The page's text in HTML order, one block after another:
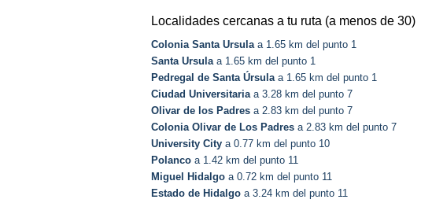
Localidades cercanas a tu ruta (a menos de 30)
Colonia Santa Ursulaa 1.65 km del punto 1
Santa Ursulaa 1.65 km del punto 1
Pedregal de Santa Úrsulaa 1.65 km del punto 1
Ciudad Universitariaa 3.28 km del punto 7
Olivar de los Padres a 2.83 km del punto 7
Colonia Olivar de Los Padres a 2.83 km del punto 7
University City a 0.77 km del punto 10
Polanco a 1.42 km del punto 11
Miguel Hidalgo a 0.72 km del punto 11
Estado de Hidalgo a 3.24 km del punto 11